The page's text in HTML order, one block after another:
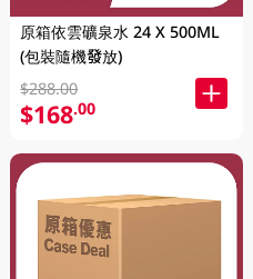
原箱依雲礦泉水 24 X 500ML
(包裝隨機發放)
$288.00
$168.00